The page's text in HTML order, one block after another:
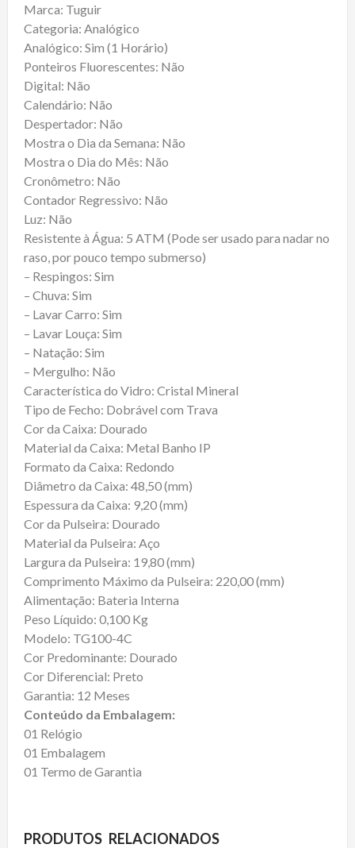
Marca: Tuguir
Categoria: Analógico
Analógico: Sim (1 Horário)
Ponteiros Fluorescentes: Não
Digital: Não
Calendário: Não
Despertador: Não
Mostra o Dia da Semana: Não
Mostra o Dia do Mês: Não
Cronômetro: Não
Contador Regressivo: Não
Luz: Não
Resistente à Água: 5 ATM (Pode ser usado para nadar no
raso, por pouco tempo submerso)
– Respingos: Sim
– Chuva: Sim
– Lavar Carro: Sim
– Lavar Louça: Sim
– Natação: Sim
– Mergulho: Não
Característica do Vidro: Cristal Mineral
Tipo de Fecho: Dobrável com Trava
Cor da Caixa: Dourado
Material da Caixa: Metal Banho IP
Formato da Caixa: Redondo
Diâmetro da Caixa: 48,50 (mm)
Espessura da Caixa: 9,20 (mm)
Cor da Pulseira: Dourado
Material da Pulseira: Aço
Largura da Pulseira: 19,80 (mm)
Comprimento Máximo da Pulseira: 220,00 (mm)
Alimentação: Bateria Interna
Peso Líquido: 0,100 Kg
Modelo: TG100-4C
Cor Predominante: Dourado
Cor Diferencial: Preto
Garantia: 12 Meses
Conteúdo da Embalagem:
01 Relógio
01 Embalagem
01 Termo de Garantia
PRODUTOS RELACIONADOS